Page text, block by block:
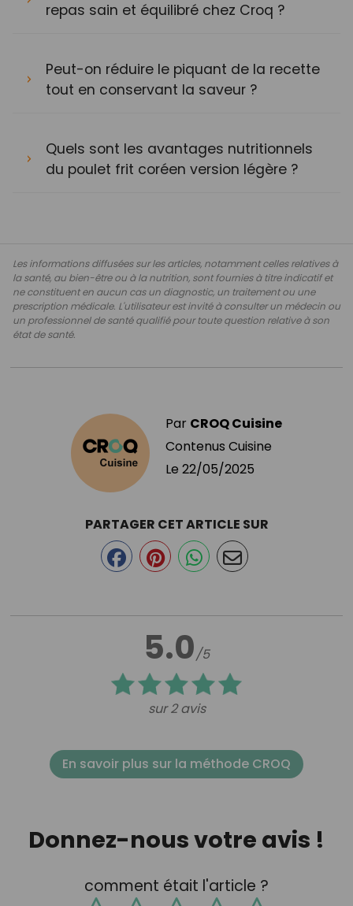
repas sain et équilibré chez Croq ?
Peut-on réduire le piquant de la recette
tout en conservant la saveur ?
Quels sont les avantages nutritionnels
du poulet frit coréen version légère ?
Les informations diffusées sur les articles, notamment celles relatives à
la santé, au bien-être ou à la nutrition, sont fournies à titre indicatif et
ne constituent en aucun cas un diagnostic, un traitement ou une
prescription médicale. L'utilisateur est invité à consulter un médecin ou
un professionnel de santé qualifié pour toute question relative à son
état de santé.
Par CROQ Cuisine
Contenus Cuisine
Le 22/05/2025
5.0/5
sur 2 avis
PARTAGER CET ARTICLE SUR
En savoir plus sur la méthode CROQ
Donnez-nous votre avis !
comment était l'article ?